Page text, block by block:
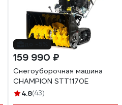
159 990 ₽
Снегоуборочная машина
CHAMPION STT1170E
4.8(43)